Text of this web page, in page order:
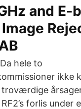
and E-
hele to
ikke
troværdige
forlis under